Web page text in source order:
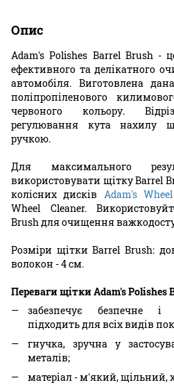
Опис
Adam's Polishes Barrel Brush -
ефективного та делікатного
автомобіля. Виготовлена
поліпропіленового
червоного кольору.
регулювання кута нахилу
ручкою.
Для максимального
використовувати щітку Barrel
колісних дисків Adam's
Wheel Cleaner.
Brush для очищення
Розміри щітки Barrel Brush:
волокон - 4 см.
Переваги щітки Adam's Polishes
забезпечує безпечне
підходить для всіх видів
гнучка, зручна у
металів;
матеріал - м'який, щільний,